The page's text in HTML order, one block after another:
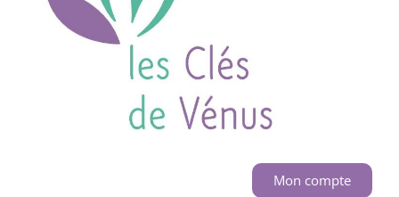
Mon compte